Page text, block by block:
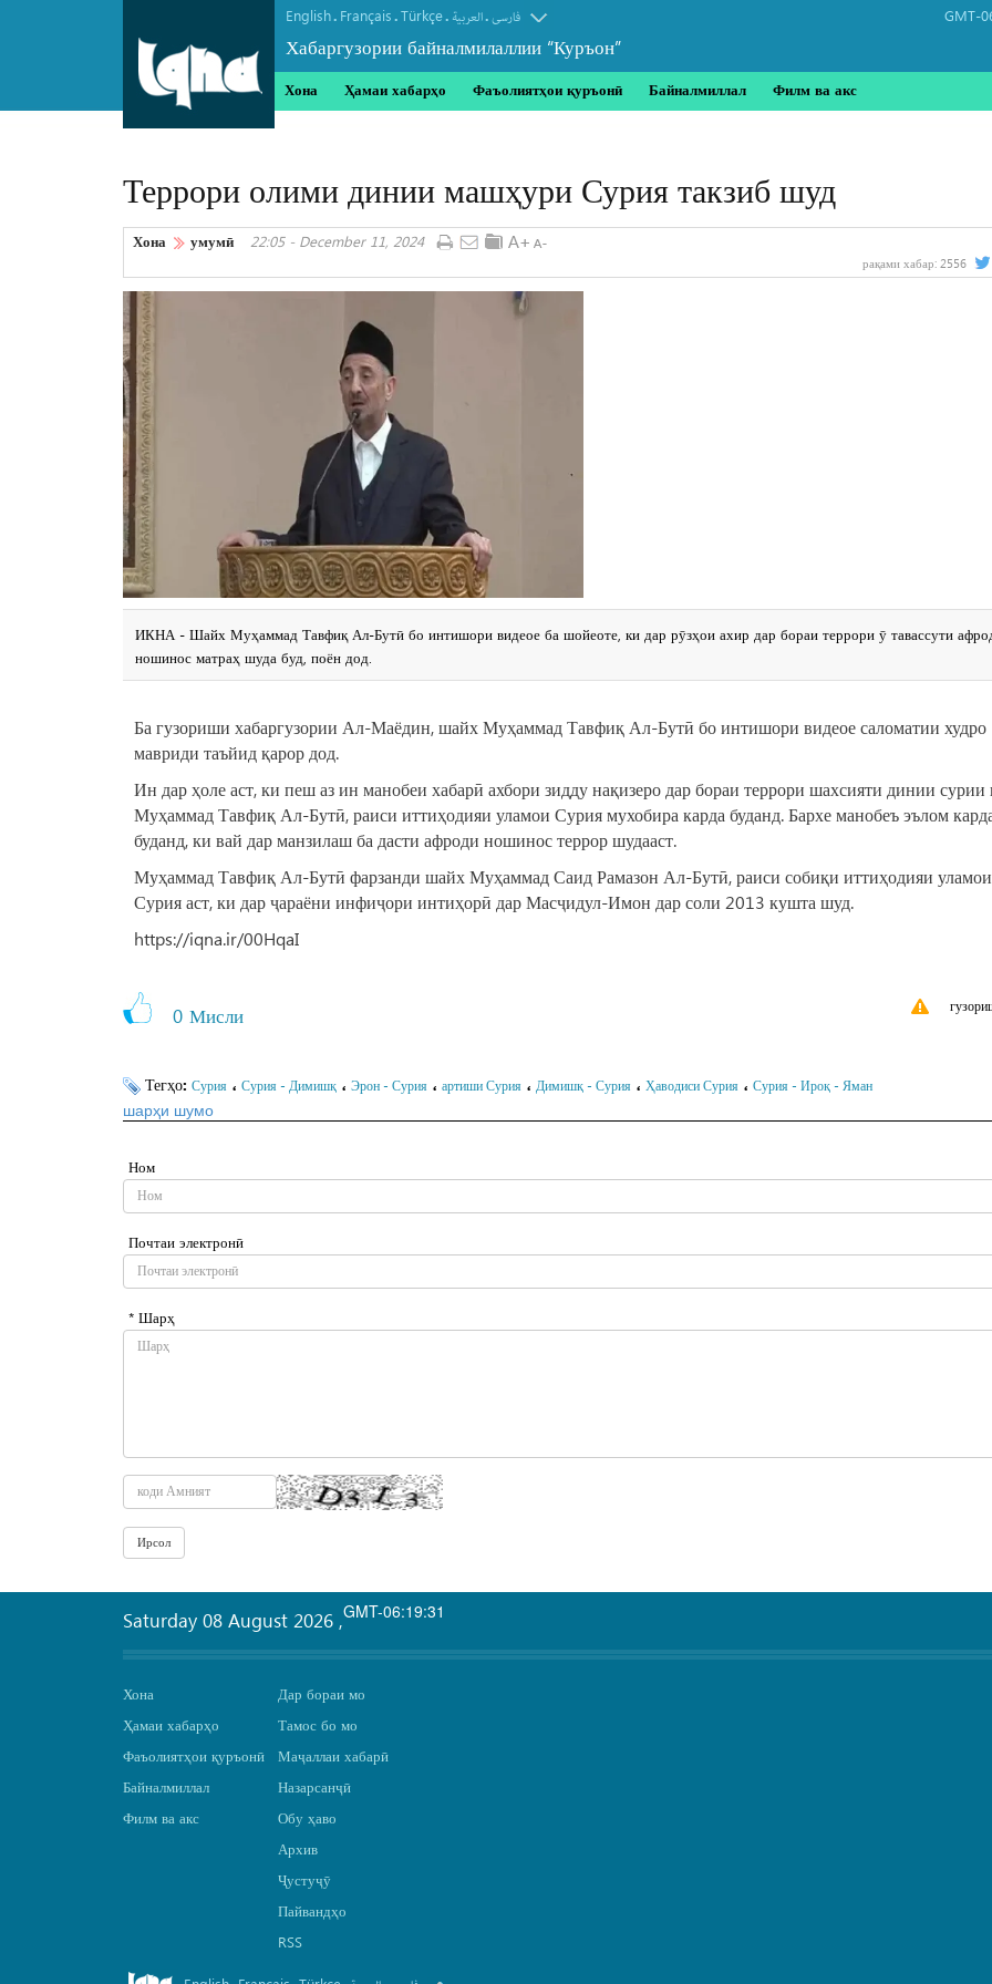
English. Français.Türkçe. العربیة.فارسی
Хабаргузории байналмилаллии “Куръон”
GMT-
Хона Ҳамаи хабарҳо Фаъолиятҳои қуръонӣ Байналмиллал Филм ва акс
Террори олими динии машҳури Сурия такзиб шуд
Хона умумӣ 22:05 - December 11, 2024
рақами хабар: 2556
ИКНА - Шайх Муҳаммад Тавфиқ Ал-Бутӣ бо интишори видеое ба шойеоте, ки дар рӯзҳои ахир дар бораи террори ӯ тавассути
ношинос матраҳ шуда буд, поён дод.
Ба гузориши хабаргузории Ал-Маёдин, шайх Муҳаммад Тавфиқ Ал-Бутӣ бо интишори видеое саломатии худро
мавриди таъйид қарор дод.
Ин дар ҳоле аст, ки пеш аз ин манобеи хабарӣ ахбори зидду нақизеро дар бораи террори шахсияти динии
Муҳаммад Тавфиқ Ал-Бутӣ, раиси иттиҳодияи уламои Сурия мухобира карда буданд. Бархе манобеъ эълом
буданд, ки вай дар манзилаш ба дасти афроди ношинос террор шудааст.
Муҳаммад Тавфиқ Ал-Бутӣ фарзанди шайх Муҳаммад Саид Рамазон Ал-Бутӣ, раиси собиқи иттиҳодияи уламои
Сурия аст, ки дар ҷараёни инфиҷори интиҳорӣ дар Масҷидул-Имон дар соли 2013 кушта шуд.
https://iqna.ir/00HqaI
0 Мисли
Тегҳо: Сурия ، Сурия - Димишқ ، Эрон - Сурия ، артиши Сурия ، Димишқ - Сурия ، Ҳаводиси Сурия ، Сурия - Ироқ - Яман
шарҳи шумо
Ном
Почтаи электронӣ
* Шарҳ
GMT-06:19:31
Saturday 08 August 2026 ,
Хона
Ҳамаи хабарҳо
Фаъолиятҳои қуръонӣ
Байналмиллал
Филм ва акс
Дар бораи мо
Тамос бо мо
Маҷаллаи хабарӣ
Назарсанҷӣ
Обу ҳаво
Архив
Ҷустуҷӯ
Пайвандҳо
RSS